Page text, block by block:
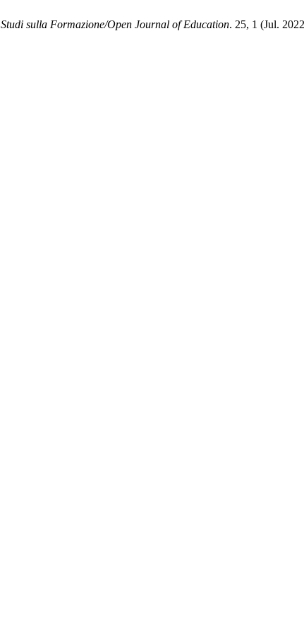
Studi sulla Formazione/Open Journal of Education. 25, 1 (Jul.